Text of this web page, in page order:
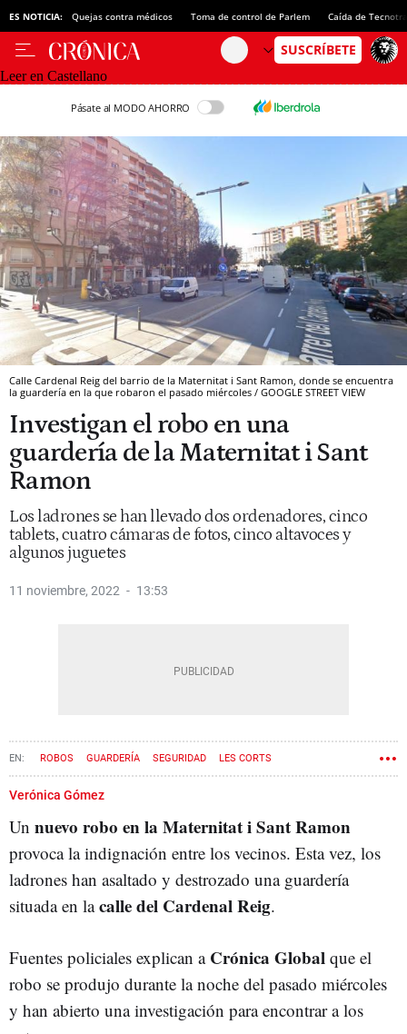
ES NOTICIA: Quejas contra médicos Toma de control de Parlem Caída de
Leer en Castellano
Pásate al MODO AHORRO
Calle Cardenal Reig del barrio de la Maternitat i Sant Ramon, donde se encuentra
la guardería en la que robaron el pasado miércoles / GOOGLE STREET VIEW
Investigan el robo en una
guardería de la Maternitat i Sant
Ramon
Los ladrones se han llevado dos ordenadores, cinco
tablets, cuatro cámaras de fotos, cinco altavoces y
algunos juguetes
11 noviembre, 2022 13:53
ROBOS GUARDERÍA SEGURIDAD LES CORTS
Verónica Gómez
Un nuevo robo en la Maternitat i Sant Ramon
provoca la indignación entre los vecinos. Esta vez, los
ladrones han asaltado y destrozado una guardería
situada en lacalle del Cardenal Reig.
Fuentes policiales explican a Crónica Global que el
robo se produjo durante la noche del pasado miércoles
y han abierto una investigación para encontrar a los